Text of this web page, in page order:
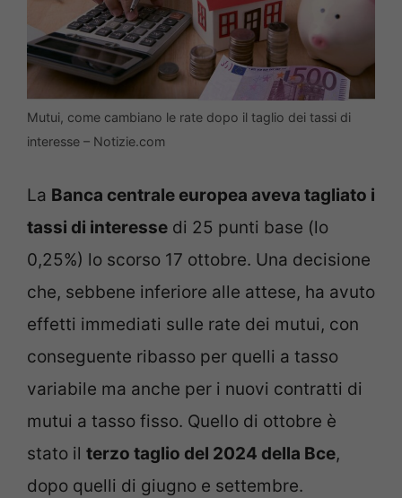
Mutui, come cambiano le rate dopo il taglio dei tassi di
interesse – Notizie.com
La Banca centrale europea aveva tagliato i
tassi di interesse di 25 punti base (lo
0,25%) lo scorso 17 ottobre. Una decisione
che, sebbene inferiore alle attese, ha avuto
effetti immediati sulle rate dei mutui, con
conseguente ribasso per quelli a tasso
variabile ma anche per i nuovi contratti di
mutui a tasso fisso. Quello di ottobre è
stato il terzo taglio del 2024 della Bce,
dopo quelli di giugno e settembre.